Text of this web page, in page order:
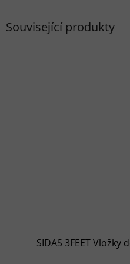
Související produkty
SIDAS 3FEET Vložky